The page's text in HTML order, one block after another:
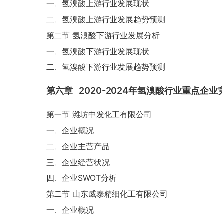
一、氢溴酸上游行业发展现状
二、氢溴酸上游行业发展趋势预测
第二节 氢溴酸下游行业发展分析
一、氢溴酸下游行业发展现状
二、氢溴酸下游行业发展趋势预测
第六章 2020-2024年氢溴酸行业重点企业
第一节 潍坊中发化工有限公司
一、企业概况
二、企业主营产品
三、企业经营状况
四、企业SWOT分析
第二节 山东威泰精细化工有限公司
一、企业概况